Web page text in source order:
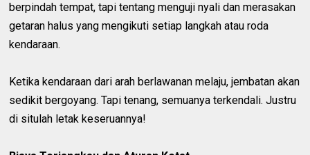
berpindah tempat, tapi tentang menguji nyali dan merasakan
getaran halus yang mengikuti setiap langkah atau roda
kendaraan.
Ketika kendaraan dari arah berlawanan melaju, jembatan akan
sedikit bergoyang. Tapi tenang, semuanya terkendali. Justru
di situlah letak keseruannya!